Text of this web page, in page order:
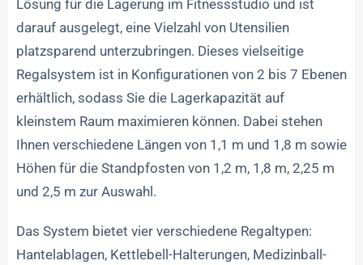
Lösung für die Lagerung im Fitnessstudio und ist
darauf ausgelegt, eine Vielzahl von Utensilien
platzsparend unterzubringen. Dieses vielseitige
Regalsystem ist in Konfigurationen von 2 bis 7 Ebenen
erhältlich, sodass Sie die Lagerkapazität auf
kleinstem Raum maximieren können. Dabei stehen
Ihnen verschiedene Längen von 1,1 m und 1,8 m sowie
Höhen für die Standpfosten von 1,2 m, 1,8 m, 2,25 m
und 2,5 m zur Auswahl.
Das System bietet vier verschiedene Regaltypen:
Hantelablagen, Kettlebell-Halterungen, Medizinball-